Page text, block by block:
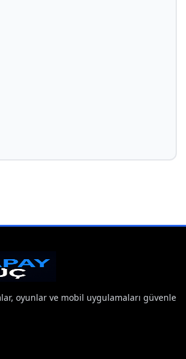
oyunlar ve mobil uygulamaları güvenle